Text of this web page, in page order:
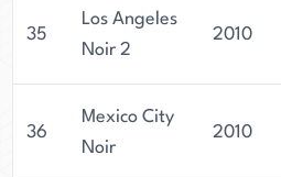
35
Los Angeles
Noir 2
2010
36
Mexico City
Noir
2010